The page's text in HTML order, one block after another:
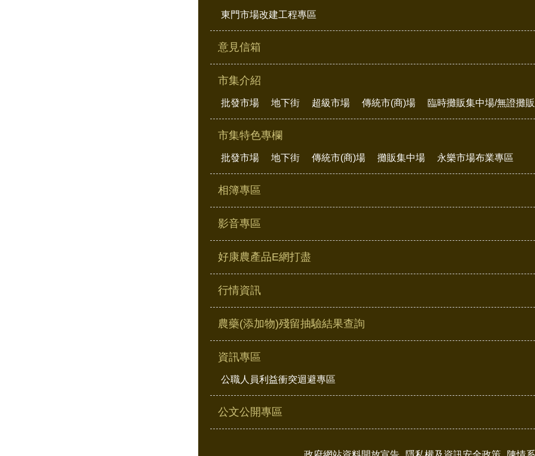
東門市場改建工程專區
意見信箱
市集介紹
批發市場 地下街 超級市場 傳統市(商)場 臨時攤販集中場/無證攤
市集特色專欄
批發市場 地下街 傳統市(商)場 攤販集中場 永樂市場布業專區
相簿專區
影音專區
好康農產品E網打盡
行情資訊
農藥(添加物)殘留抽驗結果查詢
資訊專區
公職人員利益衝突迴避專區
公文公開專區